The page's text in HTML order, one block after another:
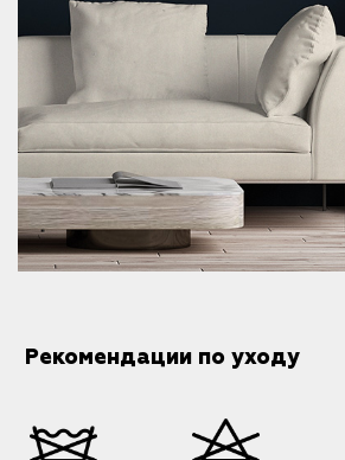
Рекомендации по уходу